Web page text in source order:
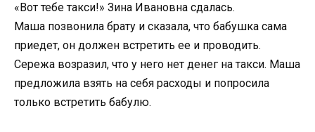
«Вот тебе такси!» Зина Ивановна сдалась.
Маша позвонила брату и сказала, что бабушка сама
приедет, он должен встретить ее и проводить.
Сережа возразил, что у него нет денег на такси. Маша
предложила взять на себя расходы и попросила
только встретить бабулю.